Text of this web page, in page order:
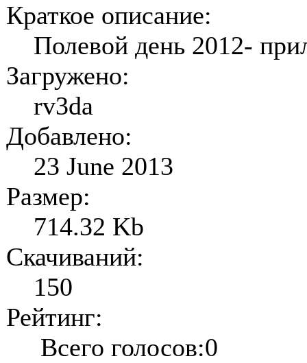
Краткое описание:
Полевой день 2012-
Загружено:
rv3da
Добавлено:
23 June 2013
Размер:
714.32 Kb
Скачиваний:
150
Рейтинг:
Всего голосов:0